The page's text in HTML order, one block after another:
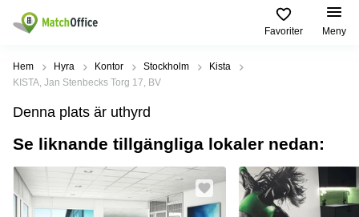
Favoriter Meny
Hyra / hyra ut
Kategorier
Kontor
Kontorshotell
Coworking
space
Populära
Städer
Stockholm
Göteborg
Malmö
Populära
sökningar
Kontorshotell
Stockholm
Hyra lokal
Stockholm
Hjälp
Om oss
Bli hyresvärd
Hem Hyra Kontor Stockholm
Kista
KISTA, Jan Stenbecks Torg 17, BV
Denna plats är uthyrd
Se liknande tillgängliga lokaler nedan: